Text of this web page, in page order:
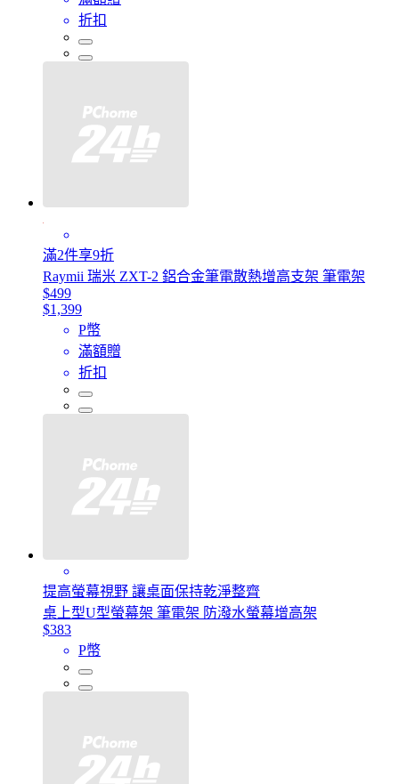
折扣
滿2件享9折
Raymii 瑞米 ZXT-2 鋁合金筆電散熱增高支架 筆電架
$499
$1,399
P幣
滿額贈
折扣
提高螢幕視野 讓桌面保持乾淨整齊
桌上型U型螢幕架 筆電架 防潑水螢幕增高架
$383
P幣